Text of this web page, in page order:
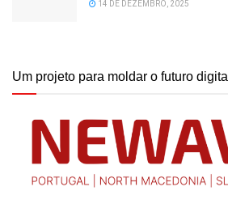
14 DE DEZEMBRO, 2025
Um projeto para moldar o futuro